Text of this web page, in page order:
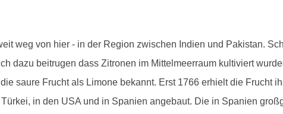
weg von hier - in der Region zwischen Indien und Pakistan.
dazu beitrugen dass Zitronen im Mittelmeerraum kultiviert
saure Frucht als Limone bekannt. Erst 1766 erhielt die Frucht
in den USA und in Spanien angebaut. Die in Spanien